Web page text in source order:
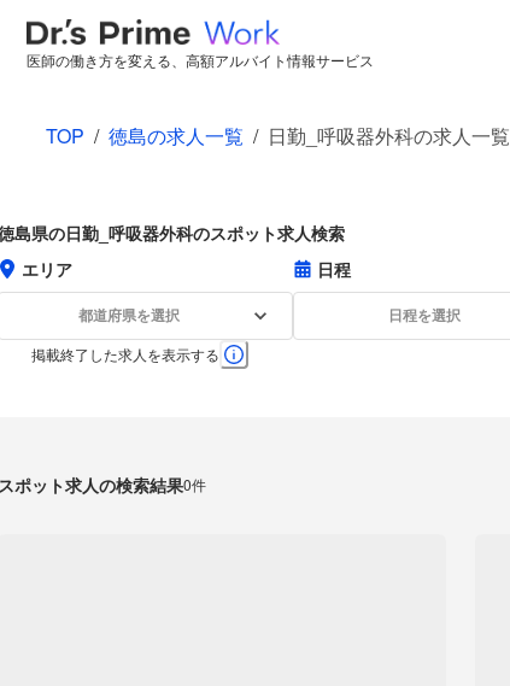
医師の働き方を変える、高額アルバイト情報サービス
TOP / 徳島の求人一覧 / 日勤_呼吸器外科の求人一覧
島県の日勤_呼吸器外科のスポット求人検索
エリア
都道府県を選択
日程
日程を選択
掲載終了した求人を表示する
スポット求人の検索結果0件